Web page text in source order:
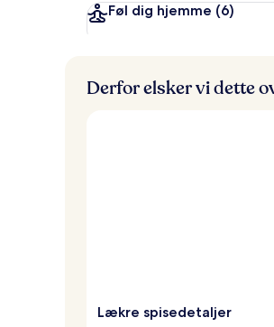
Føl dig hjemme (6)
Derfor elsker vi dette
Lækre spisedetaljer